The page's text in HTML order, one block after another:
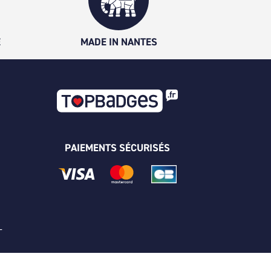
MADE IN NANTES
PAIEMENTS SÉCURISÉS